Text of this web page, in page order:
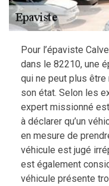
Pour l’épaviste
dans le 82210, une
qui ne peut plus
son état. Selon les
expert missionné
à déclarer qu’un
en mesure de
véhicule est jugé
est également
véhicule présente